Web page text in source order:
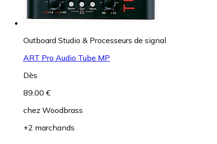
Outboard Studio & Processeurs de signal
ART Pro Audio Tube MP
Dès
89,00 €
chez Woodbrass
+2 marchands